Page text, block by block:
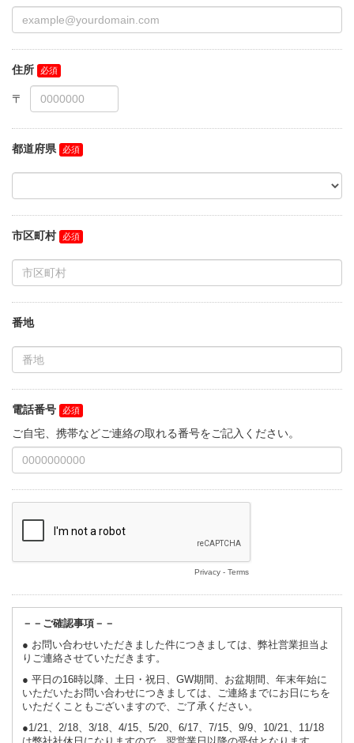
住所
都道府県
市区町村
番地
電話番号
ご自宅、携帯などご連絡の取れる番号をご記入ください。
Privacy - Terms
－－ご確認事項－－
● お問い合わせいただきました件につきましては、弊社営業担当よ
りご連絡させていただきます。
● 平日の16時以降、土日・祝日、GW期間、お盆期間、年末年始に
いただいたお問い合わせにつきましては、ご連絡までにお日にちを
いただくこともございますので、ご了承ください。
●1/21、2/18、3/18、4/15、5/20、6/17、7/15、9/9、10/21、11/18